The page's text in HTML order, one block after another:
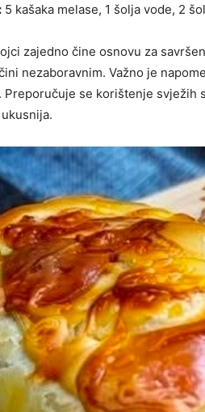
5 kašaka melase, 1 šolja vode, 2
zajedno čine osnovu za
nezaboravnim. Važno je
Preporučuje se korištenje svježih